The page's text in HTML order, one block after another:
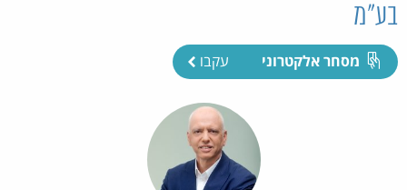
בע"מ
מסחר אלקטרוני עקבו